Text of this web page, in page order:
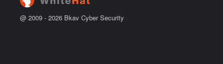
@ 2009 - 2026 Bkav Cyber Security